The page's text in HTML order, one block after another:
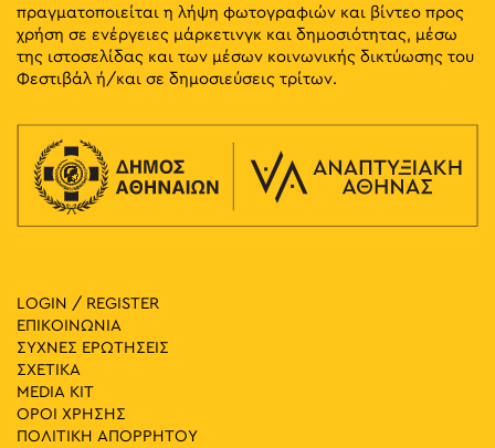
πραγματοποιείται η λήψη φωτογραφιών και βίντεο προς
χρήση σε ενέργειες μάρκετινγκ και δημοσιότητας, μέσω
της ιστοσελίδας και των μέσων κοινωνικής δικτύωσης του
Φεστιβάλ ή/και σε δημοσιεύσεις τρίτων.
LOGIN / REGISTER
ΕΠΙΚΟΙΝΩΝΙΑ
ΣΥΧΝΕΣ ΕΡΩΤΗΣΕΙΣ
ΣΧΕΤΙΚΑ
MEDIA ΚIT
ΟΡΟΙ ΧΡΗΣΗΣ
ΠΟΛΙΤΙΚΗ ΑΠΟΡΡΗΤΟΥ